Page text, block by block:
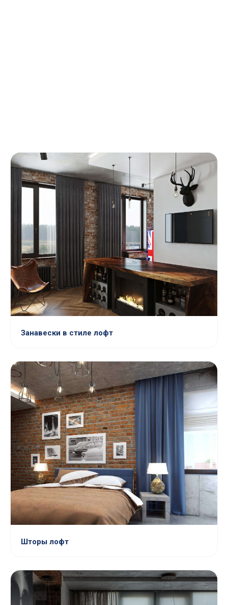
Занавески в стиле лофт
Шторы лофт